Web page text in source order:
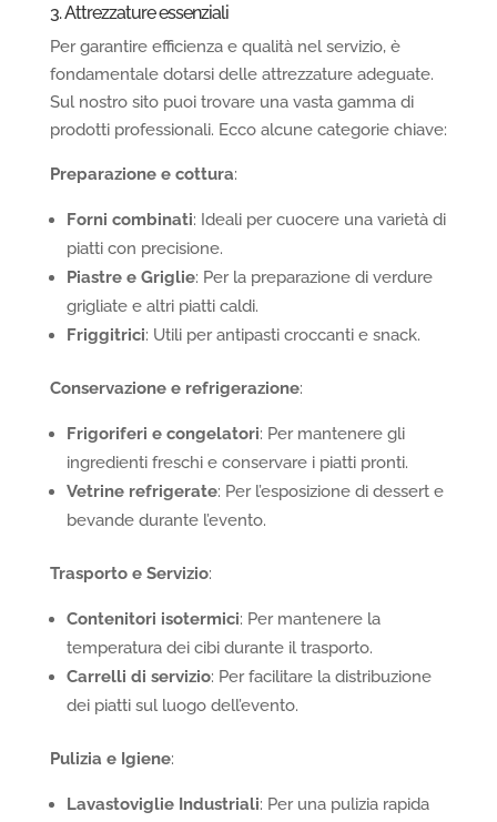
3. Attrezzature essenziali
Per garantire efficienza e qualità nel servizio, è
fondamentale dotarsi delle attrezzature adeguate.
Sul nostro sito puoi trovare una vasta gamma di
prodotti professionali. Ecco alcune categorie chiave:
Preparazione e cottura:
Forni combinati: Ideali per cuocere una varietà di
piatti con precisione.
Piastre e Griglie: Per la preparazione di verdure
grigliate e altri piatti caldi.
Friggitrici: Utili per antipasti croccanti e snack.
Conservazione e refrigerazione:
Frigoriferi e congelatori: Per mantenere gli
ingredienti freschi e conservare i piatti pronti.
Vetrine refrigerate: Per l’esposizione di dessert e
bevande durante l’evento.
Trasporto e Servizio:
Contenitori isotermici: Per mantenere la
temperatura dei cibi durante il trasporto.
Carrelli di servizio: Per facilitare la distribuzione
dei piatti sul luogo dell’evento.
Pulizia e Igiene:
Lavastoviglie Industriali: Per una pulizia rapida